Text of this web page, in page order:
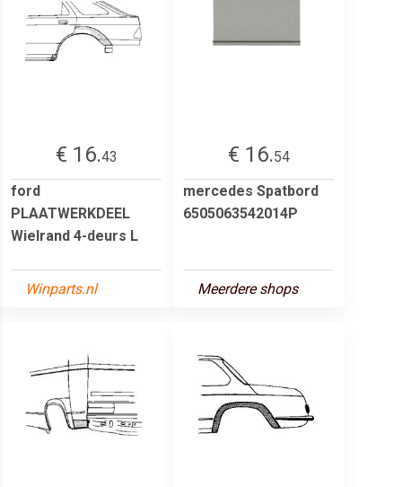
€ 16.43
ford
PLAATWERKDEEL
Wielrand 4-deurs L
Winparts.nl
€ 16.54
mercedes Spatbord
6505063542014P
Meerdere shops